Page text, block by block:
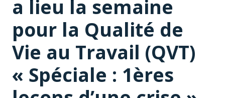
a lieu la semaine
pour la Qualité de
Vie au Travail (QVT)
« Spéciale : 1ères